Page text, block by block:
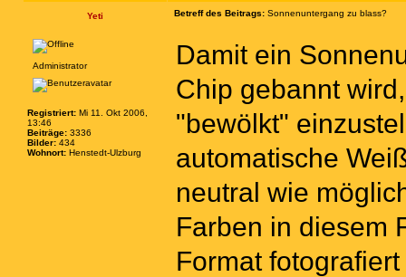
Yeti Betreff des Beitrags: Sonnenuntergang zu blass?
Administrator
Registriert: Mi 11. Okt 2006,
13:46
Beiträge: 3336
Bilder: 434
Wohnort: Henstedt-Ulzburg
Damit ein
Chip gebannt
"bewölkt"
automatische
neutral wie
Farben in diesem
Format